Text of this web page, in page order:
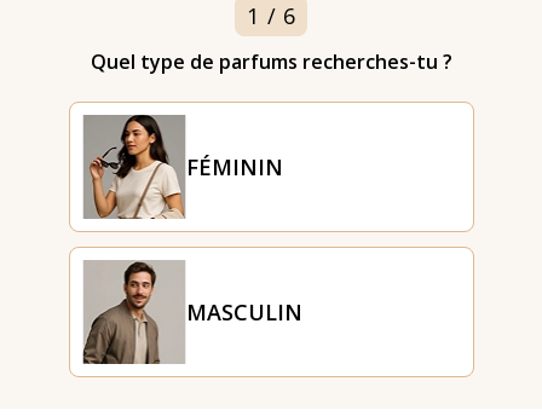
1 / 6
Quel type de parfums recherches-tu ?
FÉMININ
MASCULIN